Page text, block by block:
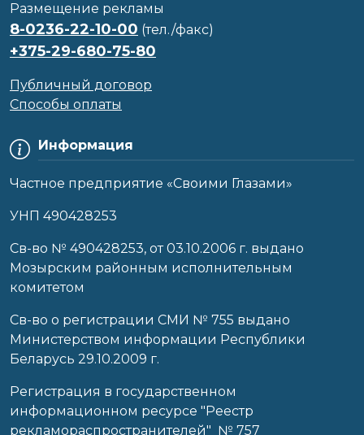
Информация
Частное предприятие «Своими Глазами»
УНП 490428253
Cв-во № 490428253, от 03.10.2006 г. выдано
Мозырским районным исполнительным
комитетом
Св-во о регистрации СМИ № 755 выдано
Министерством информации Республики
Беларусь 29.10.2009 г.
Регистрация в государственном
информационном ресурсе "Реестр
рекламораспространителей" № 757
Размещение рекламы
8-0236-22-10-00 (тел./факс)
+375-29-680-75-80
Публичный договор
Способы оплаты